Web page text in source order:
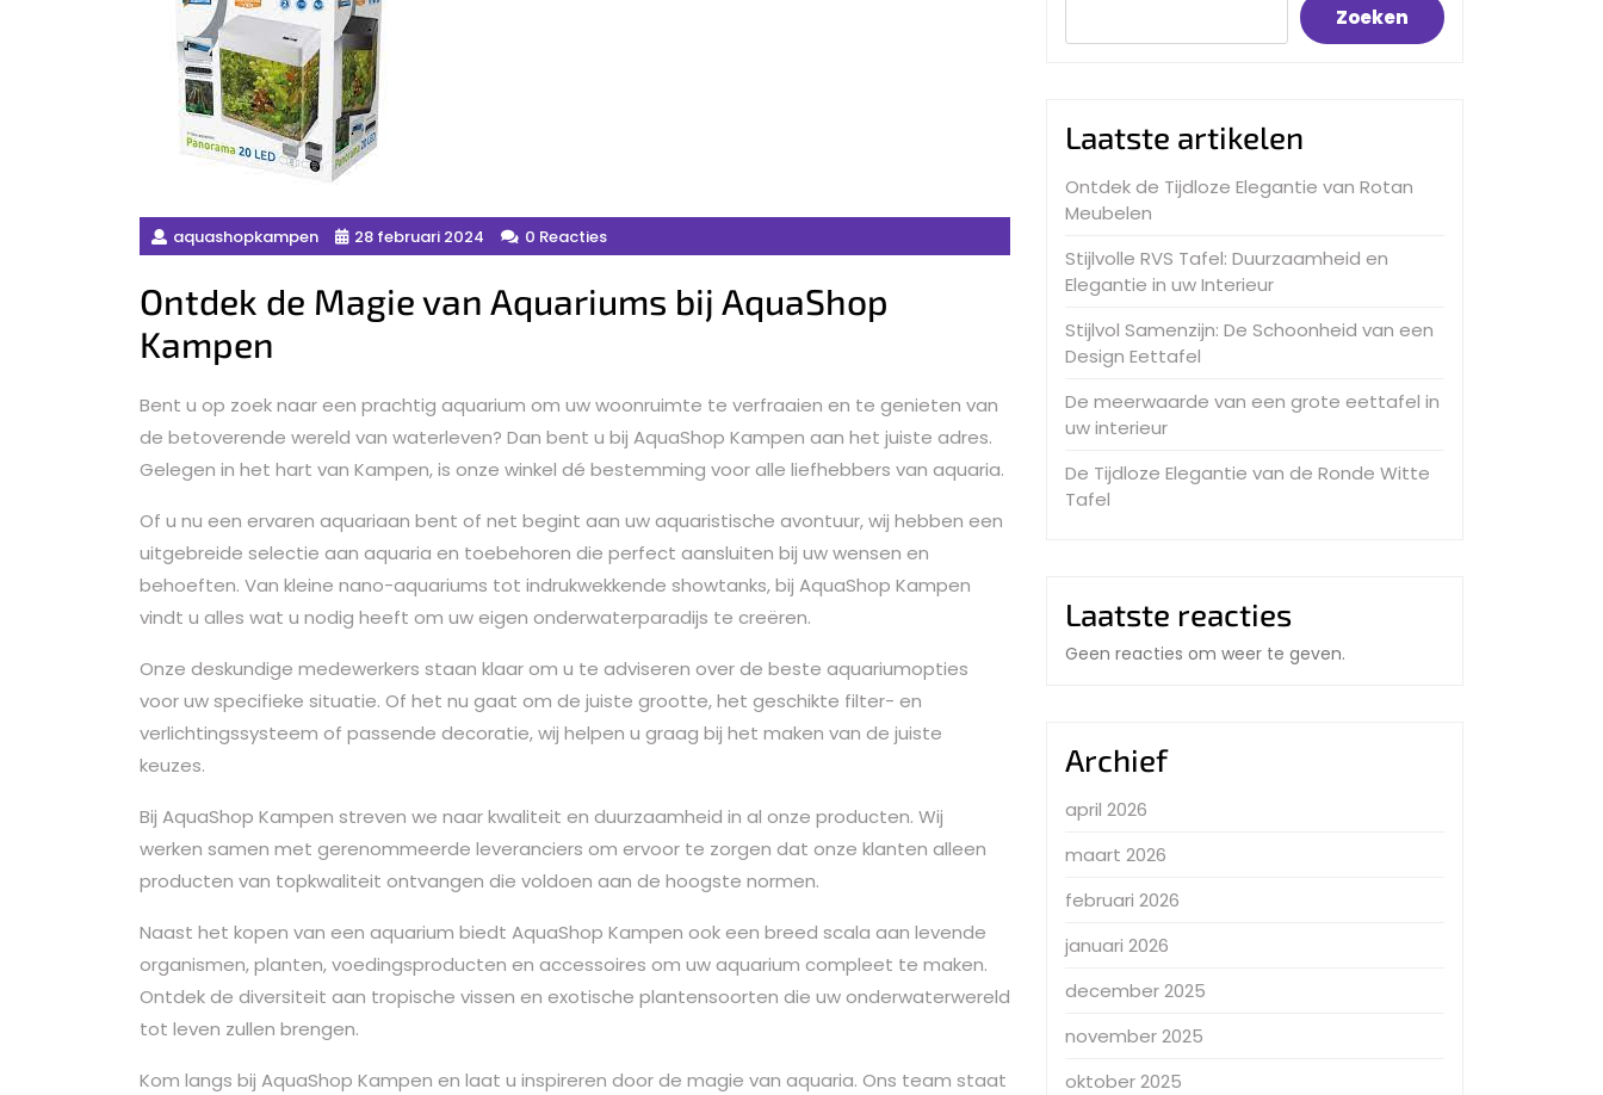
aquashopkampen 28 februari 2024 0 Reacties
Ontdek de Magie van Aquariums bij AquaShop
Kampen
Bent u op zoek naar een prachtig aquarium om uw woonruimte te verfraaien en te genieten van
de betoverende wereld van waterleven? Dan bent u bij AquaShop Kampen aan het juiste adres.
Gelegen in het hart van Kampen, is onze winkel dé bestemming voor alle liefhebbers van aquaria.
Of u nu een ervaren aquariaan bent of net begint aan uw aquaristische avontuur, wij hebben een
uitgebreide selectie aan aquaria en toebehoren die perfect aansluiten bij uw wensen en
behoeften. Van kleine nano-aquariums tot indrukwekkende showtanks, bij AquaShop Kampen
vindt u alles wat u nodig heeft om uw eigen onderwaterparadijs te creëren.
Onze deskundige medewerkers staan klaar om u te adviseren over de beste aquariumopties
voor uw specifieke situatie. Of het nu gaat om de juiste grootte, het geschikte filter- en
verlichtingssysteem of passende decoratie, wij helpen u graag bij het maken van de juiste
keuzes.
Bij AquaShop Kampen streven we naar kwaliteit en duurzaamheid in al onze producten. Wij
werken samen met gerenommeerde leveranciers om ervoor te zorgen dat onze klanten alleen
producten van topkwaliteit ontvangen die voldoen aan de hoogste normen.
Naast het kopen van een aquarium biedt AquaShop Kampen ook een breed scala aan levende
organismen, planten, voedingsproducten en accessoires om uw aquarium compleet te maken.
Ontdek de diversiteit aan tropische vissen en exotische plantensoorten die uw onderwaterwereld
tot leven zullen brengen.
Kom langs bij AquaShop Kampen en laat u inspireren door de magie van aquaria. Ons team staat
Zoeken
Laatste artikelen
Ontdek de Tijdloze Elegantie van Rotan
Meubelen
Stijlvolle RVS Tafel: Duurzaamheid en
Elegantie in uw Interieur
Stijlvol Samenzijn: De Schoonheid van een
Design Eettafel
De meerwaarde van een grote eettafel in
uw interieur
De Tijdloze Elegantie van de Ronde Witte
Tafel
Laatste reacties
Geen reacties om weer te geven.
Archief
april 2026
maart 2026
februari 2026
januari 2026
december 2025
november 2025
oktober 2025